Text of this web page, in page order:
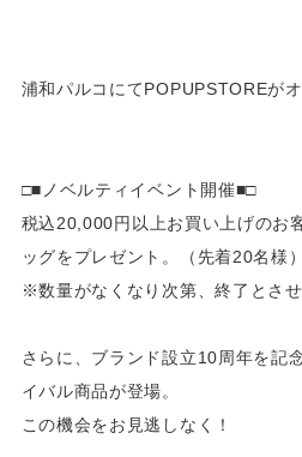
浦和パルコにてPOPUPSTOREが
□■ノベルティイベント開催■□
税込20,000円以上お買い上げのお
ッグをプレゼント。（先着20名様）
※数量がなくなり次第、終了とさせ
さらに、ブランド設立10周年を記
イバル商品が登場。
この機会をお見逃しなく！